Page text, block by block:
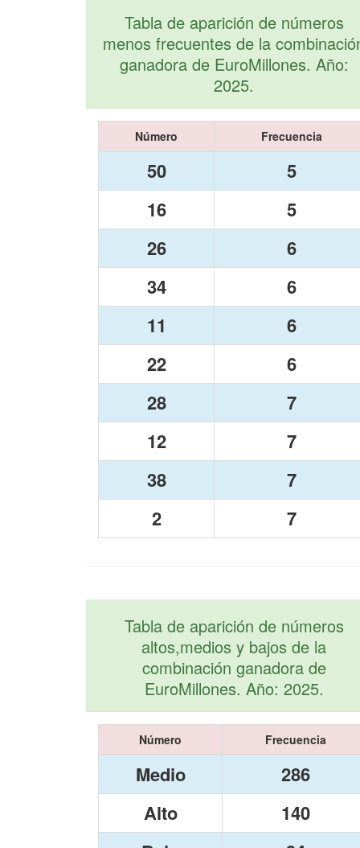
Tabla de aparición de números
menos frecuentes de la
ganadora de EuroMillones. Año:
2025.
Número Frecuencia
50
5
16
5
26
6
34
6
11
6
22
6
28
7
12
7
38
7
2
7
Tabla de aparición de números
altos,medios y bajos de la
combinación ganadora de
EuroMillones. Año: 2025.
Número Frecuencia
Medio
286
Alto
140